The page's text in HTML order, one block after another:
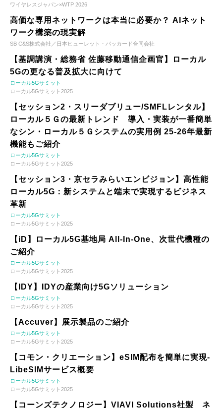
ワイヤレスジャパン×WTP 2026
高価な専用ネットワークは本当に必要か？ AIネット
ワーク構築の現実解
SB C&S株式会社／日本ヒューレット・パッカード合同会社
【基調講演・総務省 佐藤移動通信企画官】ローカル
5Gの更なる普及拡大に向けて
ローカル5Gサミット
ローカル5Gサミット2025
【セッション2・スリーダブリュー/SMFLレンタル】
ローカル５Ｇの最新トレンド 導入・実装が一番簡単
なシン・ローカル５Ｇシステムの実用例 25-26年最新
機能もご紹介
ローカル5Gサミット
ローカル5Gサミット2025
【セッション3・京セラみらいエンビジョン】高性能
ローカル5G：新システムと端末で実現するビジネス
革新
ローカル5Gサミット
ローカル5Gサミット2025
【iD】ローカル5G基地局 All-In-One、次世代機種の
ご紹介
ローカル5Gサミット
ローカル5Gサミット2025
【IDY】IDYの産業向け5Gソリューション
ローカル5Gサミット
ローカル5Gサミット2025
【Accuver】展示製品のご紹介
ローカル5Gサミット
ローカル5Gサミット2025
【コモン・クリエーション】eSIM配布を簡単に実現-
LibeSIMサービス概要
ローカル5Gサミット
ローカル5Gサミット2025
【コーンズテクノロジー】VIAVI Solutions社製 ネ